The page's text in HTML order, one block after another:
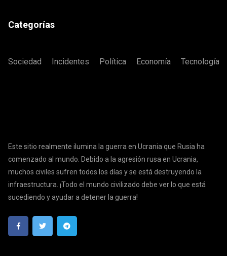
Categorías
Sociedad Incidentes Política Economía Tecnología
Este sitio realmente ilumina la guerra en Ucrania que Rusia ha
comenzado al mundo. Debido a la agresión rusa en Ucrania,
muchos civiles sufren todos los días y se está destruyendo la
infraestructura. ¡Todo el mundo civilizado debe ver lo que está
sucediendo y ayudar a detener la guerra!